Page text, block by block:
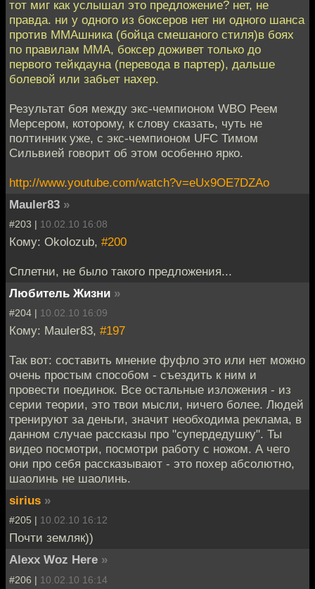
тот миг как услышал это предложение? нет, не
правда. ни у одного из боксеров нет ни одного шанса
против ММАшника (бойца смешаного стиля)в боях
по правилам ММА, боксер доживет только до
первого тейкдауна (перевода в партер), дальше
болевой или забьет нахер.
Результат боя между экс-чемпионом WBO Реем
Мерсером, которому, к слову сказать, чуть не
полтинник уже, с экс-чемпионом UFC Тимом
Сильвией говорит об этом особенно ярко.
http://www.youtube.com/watch?v=eUx9OE7DZAo
Mauler83 »
#203 | 10.02.10 16:08
Кому: Okolozub, #200
Сплетни, не было такого предложения...
Любитель Жизни »
#204 | 10.02.10 16:09
Кому: Mauler83, #197
Так вот: составить мнение фуфло это или нет можно
очень простым способом - съездить к ним и
провести поединок. Все остальные изложения - из
серии теории, это твои мысли, ничего более. Людей
тренируют за деньги, значит необходима реклама, в
данном случае рассказы про "супердедушку". Ты
видео посмотри, посмотри работу с ножом. А чего
они про себя рассказывают - это похер абсолютно,
шаолинь не шаолинь.
sirius »
#205 | 10.02.10 16:12
Почти земляк))
Alexx Woz Here »
#206 | 10.02.10 16:14